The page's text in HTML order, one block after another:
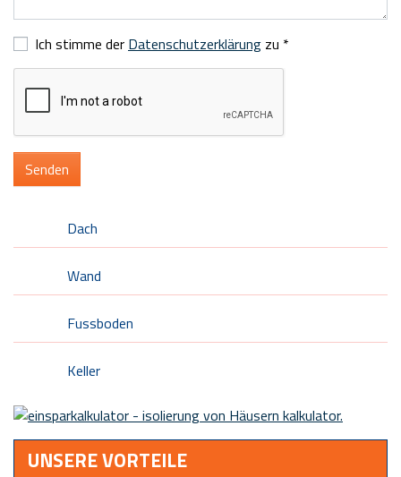
Ich stimme der Datenschutzerklärung zu *
Dach
Wand
Fussboden
Keller
UNSERE VORTEILE